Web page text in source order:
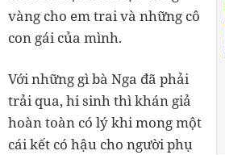
vàng cho em trai và những cô
con gái của mình.
Với những gì bà Nga đã phải
trải qua, hi sinh thì khán giả
hoàn toàn có lý khi mong một
cái kết có hậu cho người phụ